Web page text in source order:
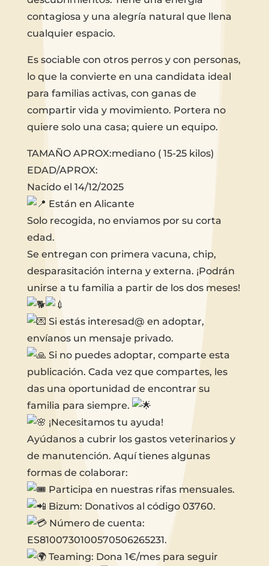
contagiosa y una alegría natural que llena
cualquier espacio.
Es sociable con otros perros y con personas,
lo que la convierte en una candidata ideal
para familias activas, con ganas de
compartir vida y movimiento. Portera no
quiere solo una casa; quiere un equipo.
TAMAÑO APROX:mediano ( 15-25 kilos)
EDAD/APROX:
Nacido el 14/12/2025
Están en Alicante
Solo recogida, no enviamos por su corta
edad.
Se entregan con primera vacuna, chip,
desparasitación interna y externa. ¡Podrán
unirse a tu familia a partir de los dos meses!
Si estás interesad@ en adoptar,
envíanos un mensaje privado.
Si no puedes adoptar, comparte esta
publicación. Cada vez que compartes, les
das una oportunidad de encontrar su
familia para siempre.
¡Necesitamos tu ayuda!
Ayúdanos a cubrir los gastos veterinarios y
de manutención. Aquí tienes algunas
formas de colaborar:
Participa en nuestras rifas mensuales.
Bizum: Donativos al código 03760.
Número de cuenta:
ES8100730100570506265231.
Teaming: Dona 1€/mes para seguir